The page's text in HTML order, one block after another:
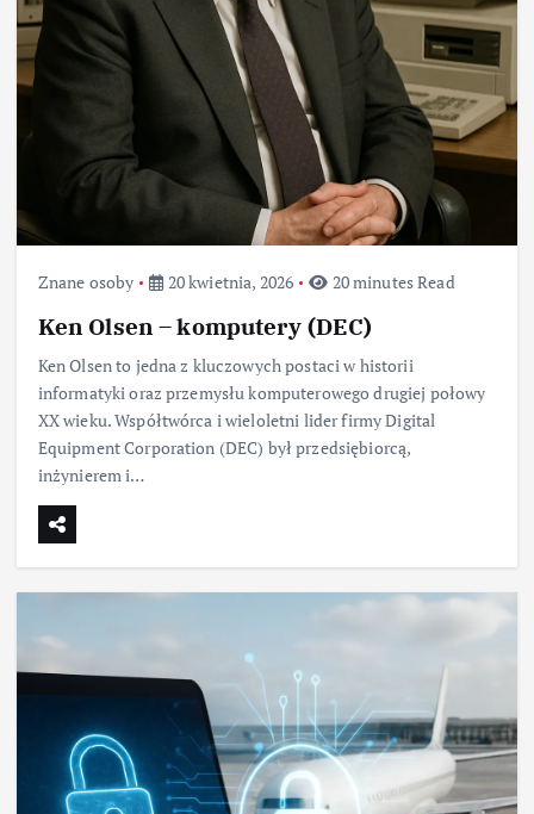
Znane osoby 20 kwietnia, 2026 20 minutes Read
Ken Olsen – komputery (DEC)
Ken Olsen to jedna z kluczowych postaci w historii
informatyki oraz przemysłu komputerowego drugiej połowy
XX wieku. Współtwórca i wieloletni lider firmy Digital
Equipment Corporation (DEC) był przedsiębiorcą,
inżynierem i…